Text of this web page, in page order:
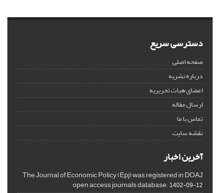
دسترسی سریع
صفحه اصلی
درباره نشریه
اعضای هیات تحریریه
ارسال مقاله
تماس با ما
نقشه سایت
آخرین اخبار
The Journal of Economic Policy (Epj) was registered in DOAJ
open access journals database.1402-09-12